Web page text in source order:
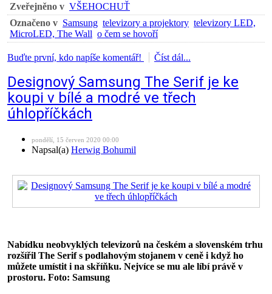
Zveřejněno v VŠEHOCHUŤ
Označeno v Samsung televizory a projektory televizory LED,
MicroLED, The Wall o čem se hovoří
Buďte první, kdo napíše komentář! Číst dál...
Designový Samsung The Serif je ke
koupi v bílé a modré ve třech
úhlopříčkách
pondělí, 15 červen 2020 00:00
Napsal(a) Herwig Bohumil
Nabídku neobvyklých televizorů na českém a slovenském trhu
rozšířil The Serif s podlahovým stojanem v ceně i když ho
můžete umístit i na skříňku. Nejvíce se mu ale líbí právě v
prostoru. Foto: Samsung